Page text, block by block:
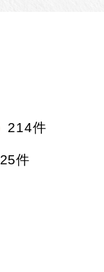
214件
25件